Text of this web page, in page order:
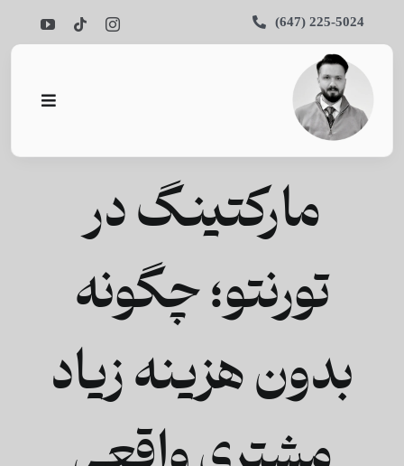
225-5024 (647)
Toggle
Portfolio
Contact
مارکتینگ در
تورنتو؛ چگونه
بدون هزینه زیاد